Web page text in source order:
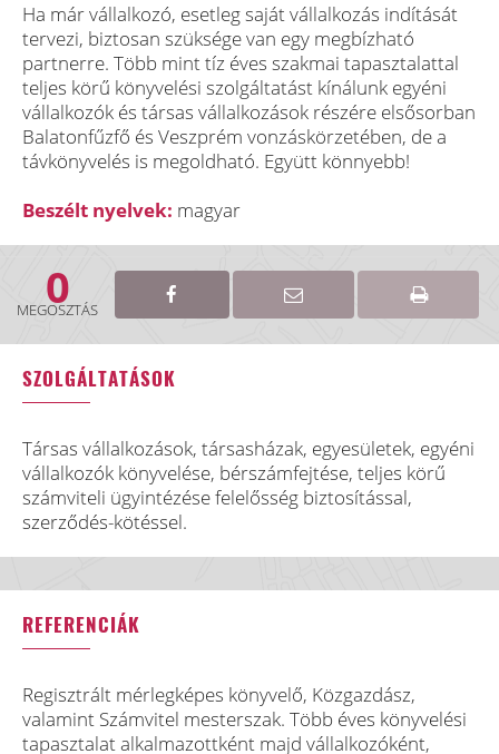
Ha már vállalkozó, esetleg saját vállalkozás indítását
tervezi, biztosan szüksége van egy megbízható
partnerre. Több mint tíz éves szakmai tapasztalattal
teljes körű könyvelési szolgáltatást kínálunk egyéni
vállalkozók és társas vállalkozások részére elsősorban
Balatonfűzfő és Veszprém vonzáskörzetében, de a
távkönyvelés is megoldható. Együtt könnyebb!
Beszélt nyelvek: magyar
0
MEGOSZTÁS
SZOLGÁLTATÁSOK
Társas vállalkozások, társasházak, egyesületek, egyéni
vállalkozók könyvelése, bérszámfejtése, teljes körű
számviteli ügyintézése felelősség biztosítással,
szerződés-kötéssel.
REFERENCIÁK
Regisztrált mérlegképes könyvelő, Közgazdász,
valamint Számvitel mesterszak. Több éves könyvelési
tapasztalat alkalmazottként majd vállalkozóként,